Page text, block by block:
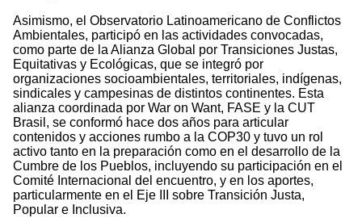
Asimismo, el Observatorio Latinoamericano de Conflictos
Ambientales, participó en las actividades convocadas,
como parte de la Alianza Global por Transiciones Justas,
Equitativas y Ecológicas, que se integró por
organizaciones socioambientales, territoriales, indígenas,
sindicales y campesinas de distintos continentes. Esta
alianza coordinada por War on Want, FASE y la CUT
Brasil, se conformó hace dos años para articular
contenidos y acciones rumbo a la COP30 y tuvo un rol
activo tanto en la preparación como en el desarrollo de la
Cumbre de los Pueblos, incluyendo su participación en el
Comité Internacional del encuentro, y en los aportes,
particularmente en el Eje III sobre Transición Justa,
Popular e Inclusiva.